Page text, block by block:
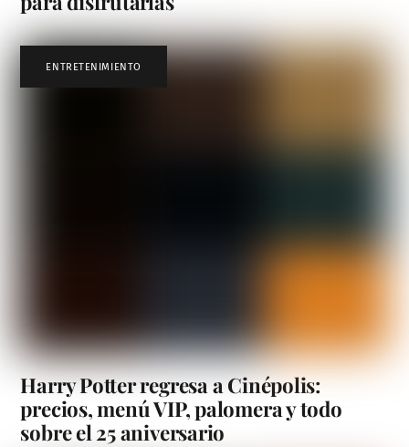
ENTRETENIMIENTO
Harry Potter regresa a Cinépolis:
precios, menú VIP, palomera y todo
sobre el 25 aniversario